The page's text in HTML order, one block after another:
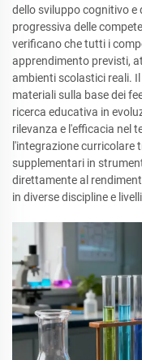
dello sviluppo cognitivo
progressiva delle
verificano che tutti i
apprendimento previsti,
ambienti scolastici reali.
materiali sulla base dei
ricerca educativa in
rilevanza e l'efficacia nel
l'integrazione curricolare
supplementari in
direttamente al
in diverse discipline e